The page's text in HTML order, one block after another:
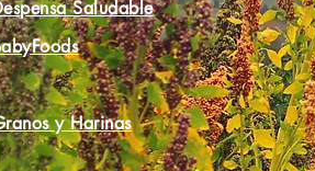
Saludable
y Harinas